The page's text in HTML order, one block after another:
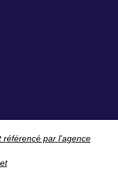
référencé par l'agence